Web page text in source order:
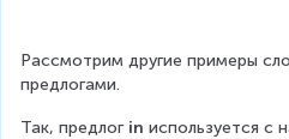
Рассмотрим другие примеры
предлогами.
Так, предлог in используется с